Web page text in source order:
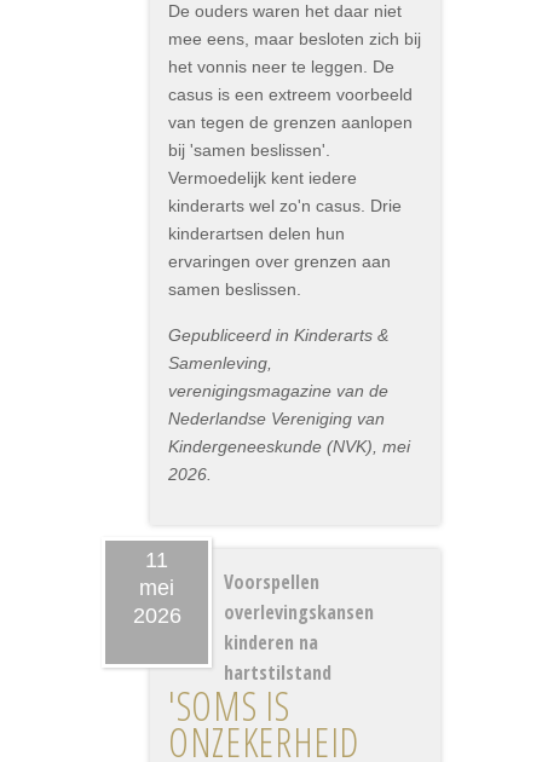
De ouders waren het daar niet
mee eens, maar besloten zich bij
het vonnis neer te leggen. De
casus is een extreem voorbeeld
van tegen de grenzen aanlopen
bij 'samen beslissen'.
Vermoedelijk kent iedere
kinderarts wel zo'n casus. Drie
kinderartsen delen hun
ervaringen over grenzen aan
samen beslissen.
Gepubliceerd in Kinderarts &
Samenleving,
verenigingsmagazine van de
Nederlandse Vereniging van
Kindergeneeskunde (NVK), mei
2026.
11
mei
2026
Voorspellen
overlevingskansen
kinderen na
hartstilstand
'SOMS IS
ONZEKERHEID